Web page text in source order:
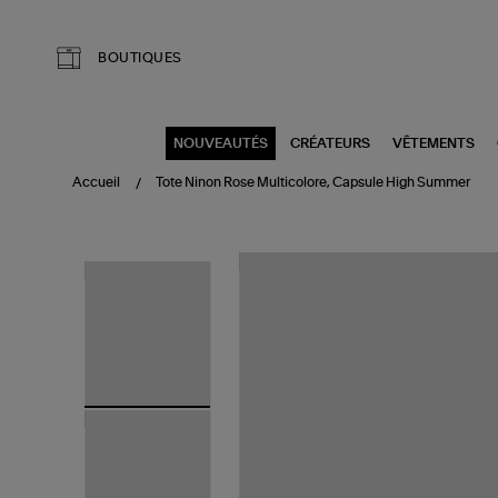
BOUTIQUES
NOUVEAUTÉS CRÉATEURS VÊTEMENTS
Accueil Tote Ninon Rose Multicolore, Capsule High Summer